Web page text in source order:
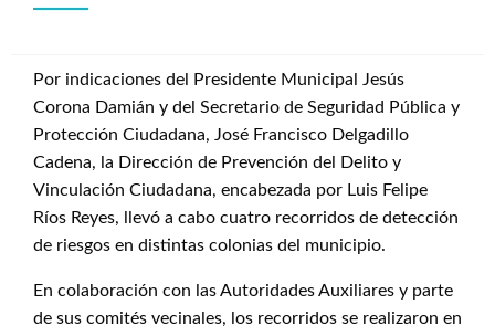
Por indicaciones del Presidente Municipal Jesús
Corona Damián y del Secretario de Seguridad Pública y
Protección Ciudadana, José Francisco Delgadillo
Cadena, la Dirección de Prevención del Delito y
Vinculación Ciudadana, encabezada por Luis Felipe
Ríos Reyes, llevó a cabo cuatro recorridos de detección
de riesgos en distintas colonias del municipio.
En colaboración con las Autoridades Auxiliares y parte
de sus comités vecinales, los recorridos se realizaron en